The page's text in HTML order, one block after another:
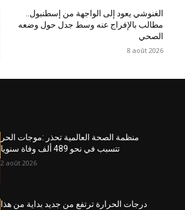
الغنوشي يعود إلى الواجهة من إسطنبول..
مطالب بالإفراج عنه وسط جدل حول وضعه
الصحي
8 août 2026
منظمة الصحة العالمية تحذر :موجات الحر
تتسبب في نحو 489 ألف وفاة سنويا
2 août 2026
درجات الحرارة ترتفع من جديد بداية من هذا